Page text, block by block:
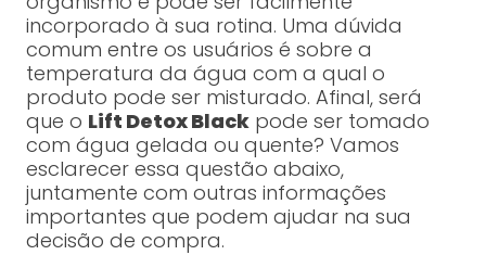
incorporado à sua rotina. Uma dúvida
comum entre os usuários é sobre a
temperatura da água com a qual o
produto pode ser misturado. Afinal, será
que o Lift Detox Blackpode ser tomado
com água gelada ou quente? Vamos
esclarecer essa questão abaixo,
juntamente com outras informações
importantes que podem ajudar na sua
decisão de compra.